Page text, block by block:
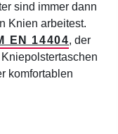
sind immer dann
Knien arbeitest.
EN 14404, der
komfortablen